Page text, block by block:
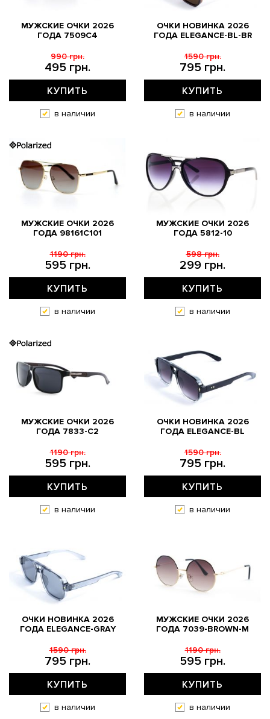
МУЖСКИЕ ОЧКИ 2026
ГОДА 7509C4
495 грн.
990 грн.
КУПИТЬ
в наличии
ОЧКИ НОВИНКА 2026
ГОДА ELEGANCE-BL-BR
795 грн.
1590 грн.
КУПИТЬ
в наличии
МУЖСКИЕ ОЧКИ 2026
ГОДА 98161C101
595 грн.
1190 грн.
КУПИТЬ
в наличии
МУЖСКИЕ ОЧКИ 2026
ГОДА 5812-10
299 грн.
598 грн.
КУПИТЬ
в наличии
МУЖСКИЕ ОЧКИ 2026
ГОДА 7833-С2
595 грн.
1190 грн.
КУПИТЬ
в наличии
ОЧКИ НОВИНКА 2026
ГОДА ELEGANCE-BL
795 грн.
1590 грн.
КУПИТЬ
в наличии
ОЧКИ НОВИНКА 2026
ГОДА ELEGANCE-GRAY
795 грн.
1590 грн.
КУПИТЬ
в наличии
МУЖСКИЕ ОЧКИ 2026
ГОДА 7039-BROWN-M
595 грн.
1190 грн.
КУПИТЬ
в наличии